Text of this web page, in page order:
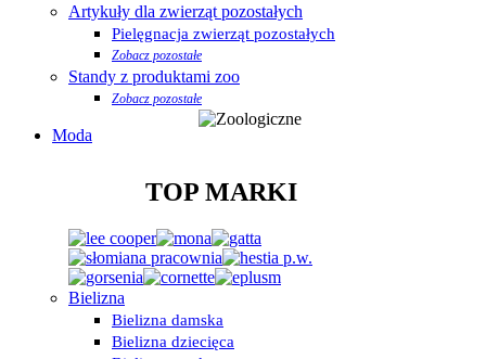
Artykuły dla zwierząt pozostałych
Pielęgnacja zwierząt pozostałych
Zobacz pozostałe
Standy z produktami zoo
Zobacz pozostałe
Moda
TOP MARKI
Bielizna
Bielizna damska
Bielizna dziecięca